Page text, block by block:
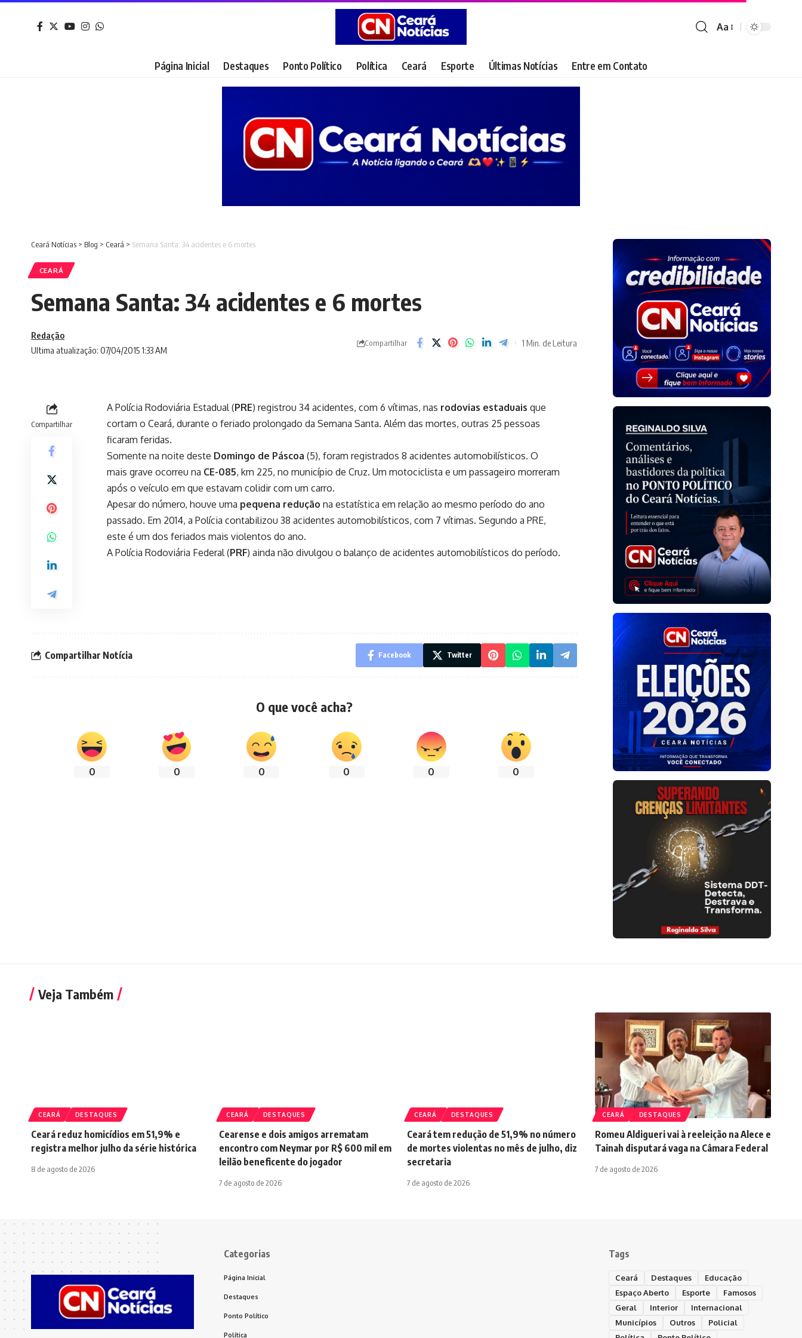
Font
Aa
Página Inicial Destaques Ponto Político Política Ceará Esporte Últimas Notícias Entre em Contato
Ceará Notícias > Blog > Ceará > Semana Santa: 34 acidentes e 6 mortes
CEARÁ
Semana Santa: 34 acidentes e 6 mortes
Ultima atualização: 07/04/2015 1:33 AM
Redação
Compartilhar 1 Min. de Leitura
Compartilhar
A Polícia Rodoviária Estadual (PRE) registrou 34 acidentes, com 6 vítimas, nas rodovias estaduais que
cortam o Ceará, durante o feriado prolongado da Semana Santa. Além das mortes, outras 25 pessoas
ficaram feridas.
Somente na noite deste Domingo de Páscoa (5), foram registrados 8 acidentes automobilísticos. O
mais grave ocorreu na CE-085, km 225, no município de Cruz. Um motociclista e um passageiro morreram
após o veículo em que estavam colidir com um carro.
Apesar do número, houve uma pequena redução na estatística em relação ao mesmo período do ano
passado. Em 2014, a Polícia contabilizou 38 acidentes automobilísticos, com 7 vítimas. Segundo a PRE,
este é um dos feriados mais violentos do ano.
A Polícia Rodoviária Federal (PRF) ainda não divulgou o balanço de acidentes automobilísticos do período.
Compartilhar Notícia Facebook Twitter
O que você acha?
0 0 0 0 0 0
Veja Também
CEARÁ DESTAQUES
Ceará reduz homicídios em 51,9% e
registra melhor julho da série histórica
8 de agosto de 2026
CEARÁ DESTAQUES
Cearense e dois amigos arrematam
encontro com Neymar por R$ 600 mil em
leilão beneficente do jogador
7 de agosto de 2026
CEARÁ DESTAQUES
Ceará tem redução de 51,9% no número
de mortes violentas no mês de julho, diz
secretaria
7 de agosto de 2026
CEARÁ DESTAQUES
Romeu Aldigueri vai à reeleição na Alece e
Tainah disputará vaga na Câmara Federal
7 de agosto de 2026
Categorias
Página Inicial
Destaques
Ponto Político
Política
Tags
Ceará Destaques
Educação
Espaço Aberto
Esporte
Famosos
Geral
Interior
Internacional
Municípios
Outros
Policial